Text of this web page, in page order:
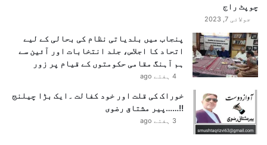
چوپٹ راج
جولائی 7, 2023
پنجاب میں بلدیاتی نظام کی بحالی کے لیے
اتحاد کا اجلاس، جلد انتخابات اور آئین سے
ہم آہنگ مقامی حکومتوں کے قیام پر زور
4 ہفتے ago
خوراک کی قلت اور خود کفالت ۔ایک بڑا چیلنج
!!……پیر مشتاق رضوی
3 ہفتے ago